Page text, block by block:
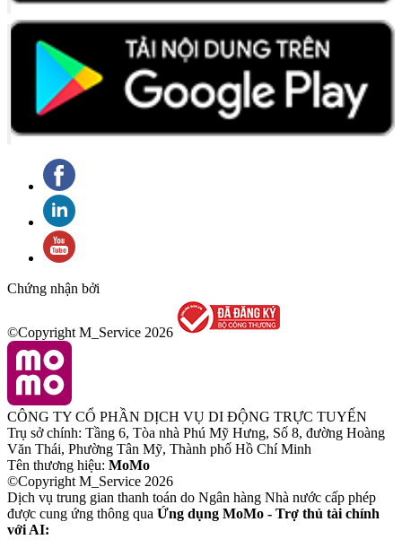
Chứng nhận bởi
©Copyright M_Service 2026
CÔNG TY CỔ PHẦN DỊCH VỤ DI ĐỘNG TRỰC TUYẾN
Trụ sở chính: Tầng 6, Tòa nhà Phú Mỹ Hưng, Số 8, đường Hoàng
Văn Thái, Phường Tân Mỹ, Thành phố Hồ Chí Minh
Tên thương hiệu: MoMo
©Copyright M_Service 2026
Dịch vụ trung gian thanh toán do Ngân hàng Nhà nước cấp phép
được cung ứng thông qua Ứng dụng MoMo - Trợ thủ tài chính
với AI: